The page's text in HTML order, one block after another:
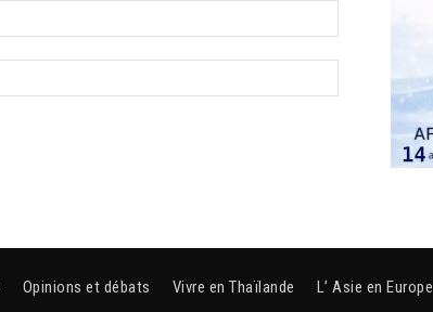
Opinions et débats Vivre en Thaïlande L’ Asie en Europe